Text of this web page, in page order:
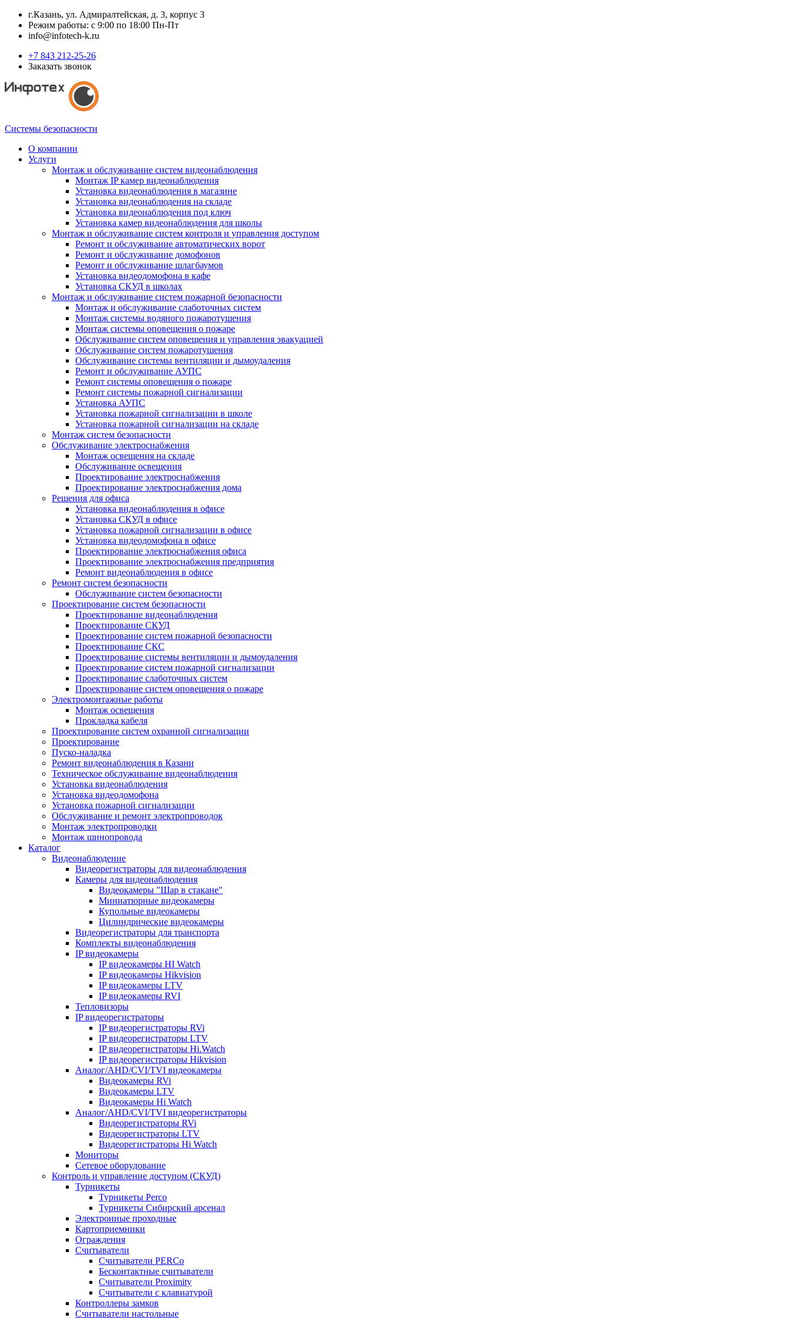
г.Казань, ул. Адмиралтейская, д. 3, корпус 3
Режим работы: с 9:00 по 18:00 Пн-Пт
info@infotech-k.ru
+7 843 212-25-26
Заказать звонок
Системы безопасности
О компании
Услуги
Монтаж и обслуживание систем видеонаблюдения
Монтаж IP камер видеонаблюдения
Установка видеонаблюдения в магазине
Установка видеонаблюдения на складе
Установка видеонаблюдения под ключ
Установка камер видеонаблюдения для школы
Монтаж и обслуживание систем контроля и управления доступом
Ремонт и обслуживание автоматических ворот
Ремонт и обслуживание домофонов
Ремонт и обслуживание шлагбаумов
Установка видеодомофона в кафе
Установка СКУД в школах
Монтаж и обслуживание систем пожарной безопасности
Монтаж и обслуживание слаботочных систем
Монтаж системы водяного пожаротушения
Монтаж системы оповещения о пожаре
Обслуживание систем оповещения и управления эвакуацией
Обслуживание систем пожаротушения
Обслуживание системы вентиляции и дымоудаления
Ремонт и обслуживание АУПС
Ремонт системы оповещения о пожаре
Ремонт системы пожарной сигнализации
Установка АУПС
Установка пожарной сигнализации в школе
Установка пожарной сигнализации на складе
Монтаж систем безопасности
Обслуживание электроснабжения
Монтаж освещения на складе
Обслуживание освещения
Проектирование электроснабжения
Проектирование электроснабжения дома
Решения для офиса
Установка видеонаблюдения в офисе
Установка СКУД в офисе
Установка пожарной сигнализации в офисе
Установка видеодомофона в офисе
Проектирование электроснабжения офиса
Проектирование электроснабжения предприятия
Ремонт видеонаблюдения в офисе
Ремонт систем безопасности
Обслуживание систем безопасности
Проектирование систем безопасности
Проектирование видеонаблюдения
Проектирование СКУД
Проектирование систем пожарной безопасности
Проектирование СКС
Проектирование системы вентиляции и дымоудаления
Проектирование систем пожарной сигнализации
Проектирование слаботочных систем
Проектирование систем оповещения о пожаре
Электромонтажные работы
Монтаж освещения
Прокладка кабеля
Проектирование систем охранной сигнализации
Проектирование
Пуско-наладка
Ремонт видеонаблюдения в Казани
Техническое обслуживание видеонаблюдения
Установка видеонаблюдения
Установка видеодомофона
Установка пожарной сигнализации
Обслуживание и ремонт электропроводок
Монтаж электропроводки
Монтаж шинопровода
Каталог
Видеонаблюдение
Видеорегистраторы для видеонаблюдения
Камеры для видеонаблюдения
Видеокамеры "Шар в стакане"
Миниатюрные видеокамеры
Купольные видеокамеры
Цилиндрические видеокамеры
Видеорегистраторы для транспорта
Комплекты видеонаблюдения
IP видеокамеры
IP видеокамеры HI Watch
IP видеокамеры Hikvision
IP видеокамеры LTV
IP видеокамеры RVI
Тепловизоры
IP видеорегистраторы
IP видеорегистраторы RVi
IP видеорегистраторы LTV
IP видеорегистраторы Hi.Watch
IP видеорегистраторы Hikvision
Аналог/AHD/CVI/TVI видеокамеры
Видеокамеры RVi
Видеокамеры LTV
Видеокамеры Hi Watch
Аналог/AHD/CVI/TVI видеорегистраторы
Видеорегистраторы RVi
Видеорегистраторы LTV
Видеорегистраторы Hi Watch
Мониторы
Сетевое оборудование
Контроль и управление доступом (СКУД)
Турникеты
Турникеты Perco
Турникеты Сибирский арсенал
Электронные проходные
Картоприемники
Ограждения
Считыватели
Считыватели PERCo
Бесконтактные считыватели
Считыватели Proximity
Считыватели с клавиатурой
Контроллеры замков
Считыватели настольные